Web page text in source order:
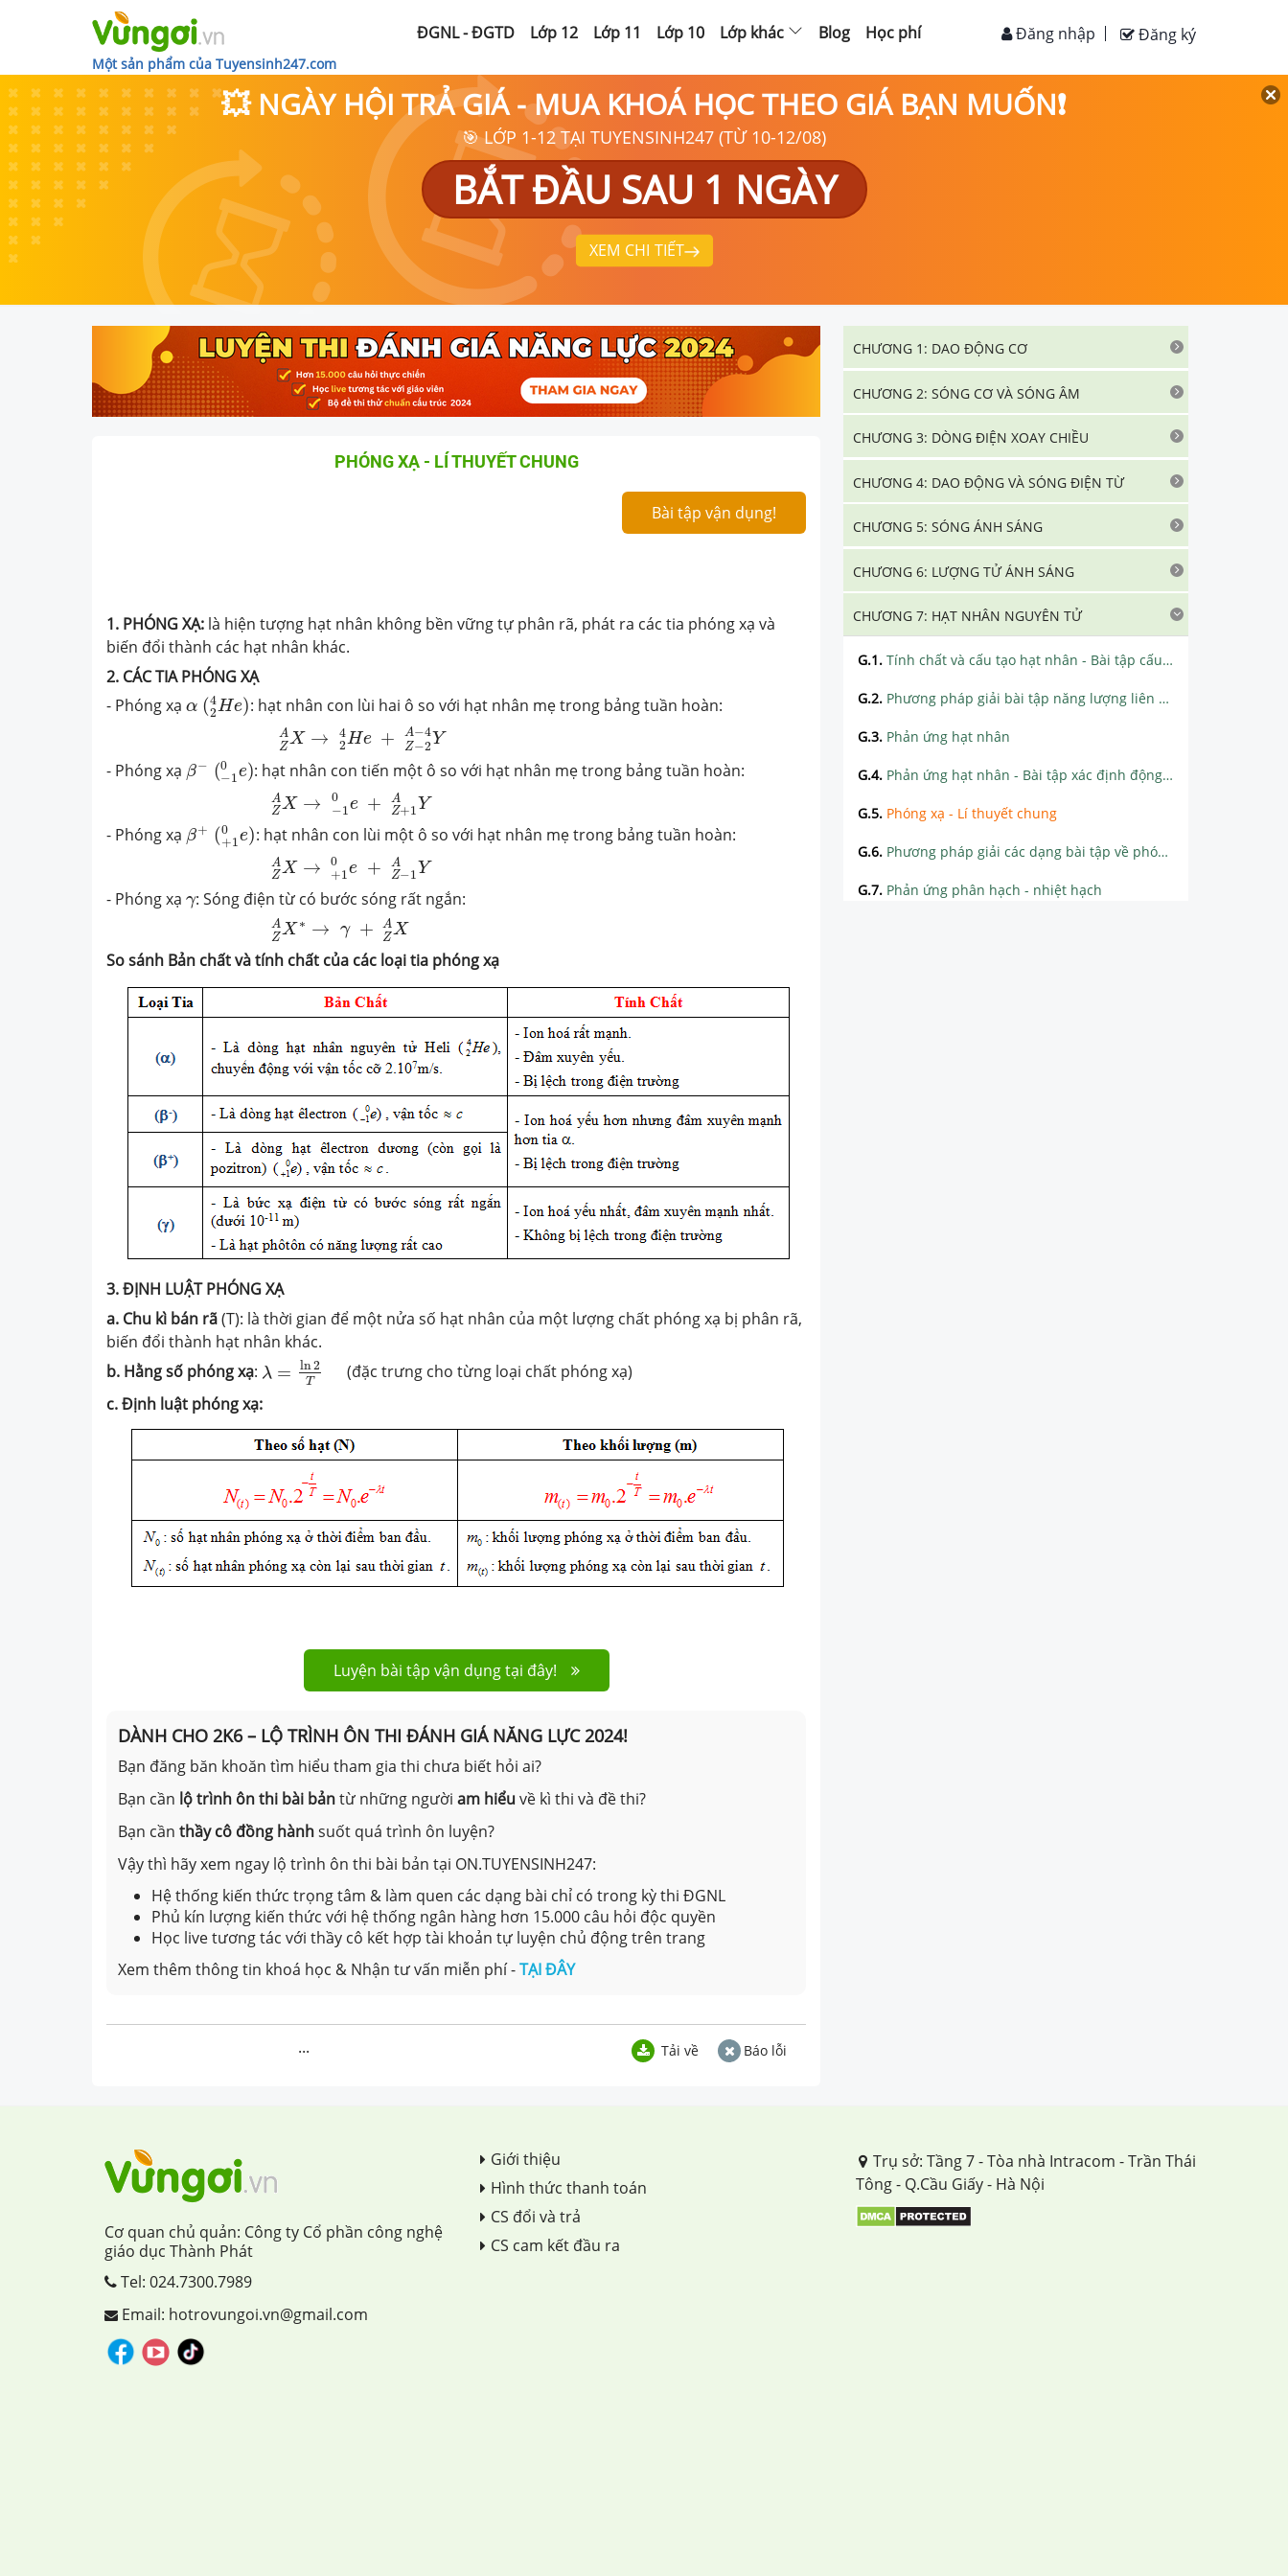
Một sản phẩm của Tuyensinh247.com
ĐGNL - ĐGTD Lớp 12 Lớp 11 Lớp 10 Lớp khác Blog Học phí Đăng ký
Đăng nhập
💥 NGÀY HỘI TRẢ GIÁ - MUA KHOÁ HỌC THEO GIÁ BẠN MUỐN❗
🎯 LỚP 1-12 TẠI TUYENSINH247 (TỪ 10-12/08)
BẮT ĐẦU SAU 1 NGÀY
XEM CHI TIẾT
PHÓNG XẠ - LÍ THUYẾT CHUNG
Bài tập vận dụng!
1. PHÓNG XẠ: là hiện tượng hạt nhân không bền vững tự phân rã, phát ra các tia phóng xạ và
biến đổi thành các hạt nhân khác.
2. CÁC TIAPHÓNG XẠ
- Phóng xạ α (4
2He)
24H e: hạt nhân con lùi hai ô so với hạt nhân mẹ trong bảng tuần hoàn:
A
ZX →
4
2He + A−4
Z−2Y
Z AX 4H 2A−4
- Phóng xạ β− (0
−1e)
β− −1 e: hạt nhân con tiến một ô so với hạt nhân mẹ trong bảng tuần hoàn:
A
ZX →
0
−1e +
A
Z+1Y
Z AX −1 + +1 Y
- Phóng xạ β+ (0
+1e)
β+ +1 e: hạt nhân con lùi một ô so với hạt nhân mẹ trong bảng tuần hoàn:
A
ZX →
0
+1e +
A
Z−1Y
Z AX +1 + −1 Y
- Phóng xạ γ
γ: Sóng điện từ có bước sóng rất ngắn:
A
ZX ∗ → γ +
A
ZX
Z AX∗ Z X
Sosánh Bản chất và tính chất của các loại tia phóng xạ
3. ĐỊNH LUẬT PHÓNG XẠ
a. Chu kì bán rã(T): là thời gian để một nửa số hạt nhân của một lượng chất phóng xạ bị phân rã,
biến đổi thành hạt nhân khác.
b. Hằng số phóng xạ: λ = ln2
T
λ 2T
(đặc trưng cho từng loại chất phóng xạ)
c. Định luật phóng xạ:
Luyện bài tập vận dụng tại đây!
DÀNH CHO 2K6 – LỘ TRÌNH ÔN THI ĐÁNH GIÁ NĂNG LỰC 2024!
Bạn đăng băn khoăn tìm hiểu tham gia thi chưa biết hỏi ai?
Bạn cần lộ trình ôn thi bài bảntừ những người am hiểuvề kì thi và đề thi?
Bạn cần thầy cô đồng hànhsuốt quá trình ôn luyện?
Vậy thì hãy xem ngay lộ trình ôn thi bài bản tại ON.TUYENSINH247:
Hệ thống kiến thức trọng tâm & làm quen các dạng bài chỉ có trong kỳ thi ĐGNL
Phủ kín lượng kiến thức với hệ thống ngân hàng hơn 15.000 câu hỏi độc quyền
Học live tương tác với thầy cô kết hợp tài khoản tự luyện chủ động trên trang
Xem thêm thông tin khoá học & Nhận tư vấn miễn phí -TẠI ĐÂY
... Tải về Báo lỗi
CHƯƠNG 1: DAO ĐỘNG CƠ
CHƯƠNG 2: SÓNG CƠ VÀ SÓNG ÂM
CHƯƠNG 3: DÒNG ĐIỆN XOAY CHIỀU
CHƯƠNG 4: DAO ĐỘNG VÀ SÓNG ĐIỆN TỪ
CHƯƠNG 5: SÓNG ÁNH SÁNG
CHƯƠNG 6: LƯỢNG TỬ ÁNH SÁNG
CHƯƠNG 7: HẠT NHÂN NGUYÊN TỬ
G.1. Tính chất và cấu tạo hạt nhân - Bài tập cấu tạo hạt nhân nguyên tử
G.2. Phương pháp giải bài tập năng lượng liên kết - năng lượng liên kết riêng
G.3. Phản ứng hạt nhân
G.4. Phản ứng hạt nhân - Bài tập xác định động năng, vận tốc, góc của các hạt
G.5. Phóng xạ - Lí thuyết chung
G.6. Phương pháp giải các dạng bài tập về phóng xạ
G.7. Phản ứng phân hạch - nhiệt hạch
Cơ quan chủ quản: Công ty Cổ phần công nghệ
giáo dục Thành Phát
Tel: 024.7300.7989
Email: hotrovungoi.vn@gmail.com
Giới thiệu
Hình thức thanh toán
CS đổi và trả
CS cam kết đầu ra
Trụ sở: Tầng 7 - Tòa nhà Intracom - Trần Thái
Tông - Q.Cầu Giấy - Hà Nội